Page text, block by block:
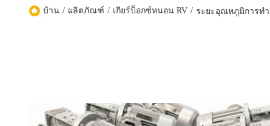
บ้าน / ผลิตภัณฑ์ / เกียร์บ็อกซ์หนอน RV / ระยะอุณหภูมิการทํา